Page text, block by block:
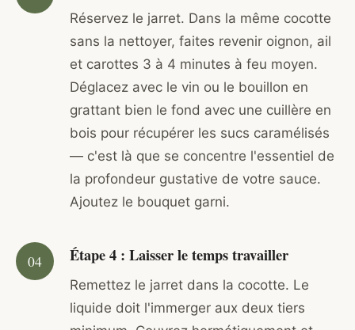
Réservez le jarret. Dans la même cocotte
sans la nettoyer, faites revenir oignon, ail
et carottes 3 à 4 minutes à feu moyen.
Déglacez avec le vin ou le bouillon en
grattant bien le fond avec une cuillère en
bois pour récupérer les sucs caramélisés
— c'est là que se concentre l'essentiel de
la profondeur gustative de votre sauce.
Ajoutez le bouquet garni.
Étape 4 : Laisser le temps travailler
Remettez le jarret dans la cocotte. Le
liquide doit l'immerger aux deux tiers